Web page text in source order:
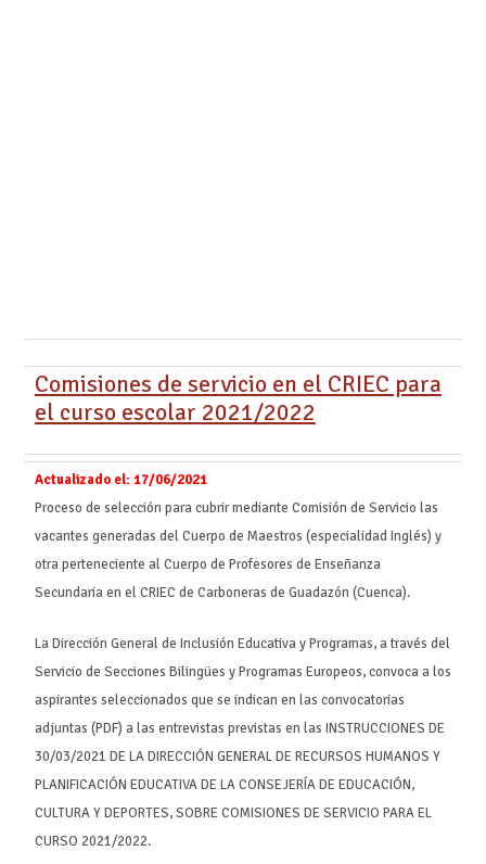
Comisiones de servicio en el CRIEC para
el curso escolar 2021/2022
Actualizado el: 17/06/2021
Proceso de selección para cubrir mediante Comisión de Servicio las
vacantes generadas del Cuerpo de Maestros (especialidad Inglés) y
otra perteneciente al Cuerpo de Profesores de Enseñanza
Secundaria en el CRIEC de Carboneras de Guadazón (Cuenca).
La Dirección General de Inclusión Educativa y Programas, a través del
Servicio de Secciones Bilingües y Programas Europeos, convoca a los
aspirantes seleccionados que se indican en las convocatorias
adjuntas (PDF) a las entrevistas previstas en las INSTRUCCIONES DE
30/03/2021 DE LA DIRECCIÓN GENERAL DE RECURSOS HUMANOS Y
PLANIFICACIÓN EDUCATIVA DE LA CONSEJERÍA DE EDUCACIÓN,
CULTURA Y DEPORTES, SOBRE COMISIONES DE SERVICIO PARA EL
CURSO 2021/2022.